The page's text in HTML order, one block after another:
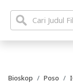
Bioskop Poso